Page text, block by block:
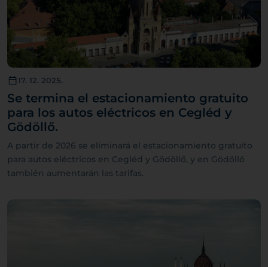
17. 12. 2025.
Se termina el estacionamiento gratuito
para los autos eléctricos en Cegléd y
Gödöllő.
A partir de 2026 se eliminará el estacionamiento gratuito
para autos eléctricos en Cegléd y Gödöllő, y en Gödöllő
también aumentarán las tarifas.